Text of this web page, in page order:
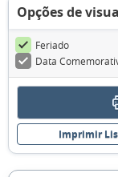
Opções de
Feriado
Data
Imprimir